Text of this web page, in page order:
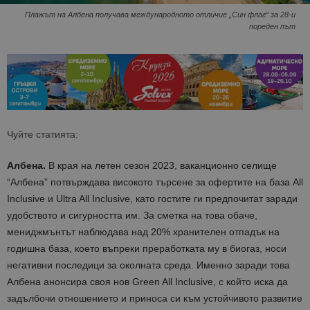
Плажът на Албена получава международното отличие „Син флаг“ за 28-и
пореден път
Чуйте статията:
Албена. В края на летен сезон 2023, ваканционно селище
“Албена” потвърждава високото търсене за офертите на база All
Inclusive и Ultra All Inclusive, като гостите ги предпочитат заради
удобството и сигурността им. За сметка на това обаче,
мениджмънтът наблюдава над 20% хранителен отпадък на
годишна база, което въпреки преработката му в биогаз, носи
негативни последици за околната среда. Именно заради това
Албена анонсира своя нов Green All Inclusive, с който иска да
задълбочи отношението и приноса си към устойчивото развитие